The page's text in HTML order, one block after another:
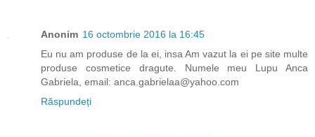
Anonim 16 octombrie 2016 la 16:45
Eu nu am produse de la ei, insa Am vazut la ei pe site multe
produse cosmetice dragute. Numele meu Lupu Anca
Gabriela, email: anca.gabrielaa@yahoo.com
Răspundeți